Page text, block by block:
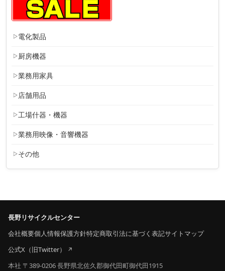
電化製品
厨房機器
業務用家具
店舗用品
工場什器・機器
業務用映像・音響機器
その他
長野リサイクルセンター
会社概要個人情報保護方針特定商取引法に基づく表記サイトマップ
公式X（旧Twitter）
本社 〒389-0206 長野県北佐久郡御代田町御代田1915